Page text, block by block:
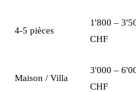
4-5 pièces
1'800 –
CHF
Maison / Villa
3'000 –
CHF